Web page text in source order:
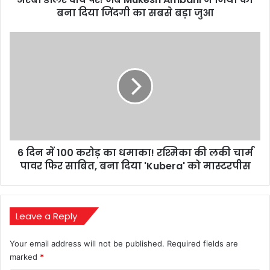
बना दिया जिंदगी का सबसे बड़ा जुआ
की
लकी
बना
दिया
'Kubera'
6 दिन में 100 करोड़ का धमाका! रश्मिका की लकी चार्म
पावर फिर साबित, बना दिया 'Kubera' को मास्टरपीस
Leave a Reply
Your email address will not be published. Required fields are
marked *